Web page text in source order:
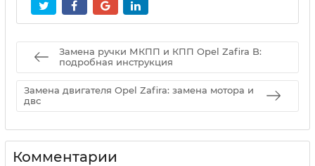
Замена ручки МКПП и КПП Opel Zafira B:
подробная инструкция
Замена двигателя Opel Zafira: замена мотора и
двс
Комментарии